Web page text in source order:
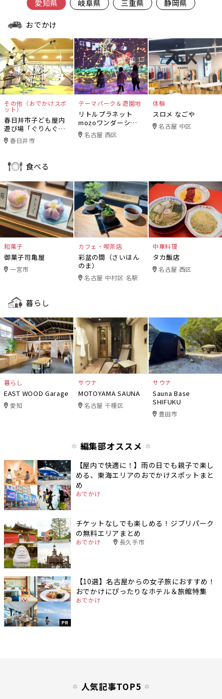
愛知県 岐阜県 三重県 静岡県
おでかけ
その他（おでかけスポ
ット）
春日井市子ども屋内
遊び場「ぐりんぐり
ん」春日井市
テーマパーク＆遊園地
リトルプラネット
mozoワンダーシテ
ィ 名古屋 西区
体験
スロメ なごや
名古屋 中区
食べる
和菓子
御菓子司亀屋
一宮市
カフェ・喫茶店
彩盆の間（さいほん
のま）
名古屋 中村区 名駅
中華料理
タカ飯店
名古屋 西区
暮らし
暮らし
EAST WOOD Garage
愛知
サウナ
MOTOYAMA SAUNA
名古屋 千種区
サウナ
Sauna Base
SHIFUKU
豊田市
編集部オススメ
【屋内で快適に！】雨の日でも親子で楽し
める、東海エリアのおでかけスポットまと
め
おでかけ
チケットなしでも楽しめる！ジブリパーク
の無料エリアまとめ
おでかけ 長久手市
PR
【10選】名古屋からの女子旅におすすめ！
おでかけにぴったりなホテル＆旅館特集
おでかけ
人気記事TOP5